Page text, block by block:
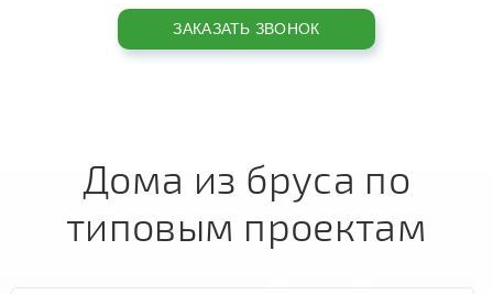
Дома из бруса по
типовым проектам